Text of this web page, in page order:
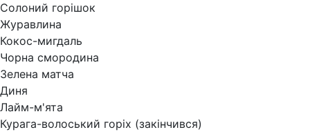
Солоний горішок
Журавлина
Кокос-мигдаль
Чорна смородина
Зелена матча
Диня
Лайм-м'ята
Курага-волоський горіх (закінчився)